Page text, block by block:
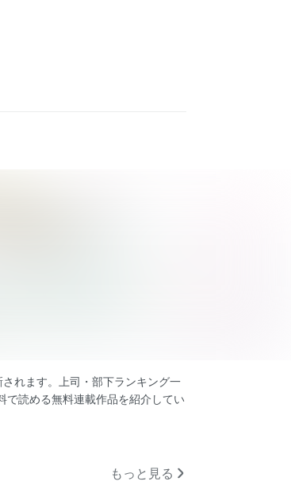
れます。上司・部下ランキング一
で読める無料連載作品を紹介してい
もっと見る